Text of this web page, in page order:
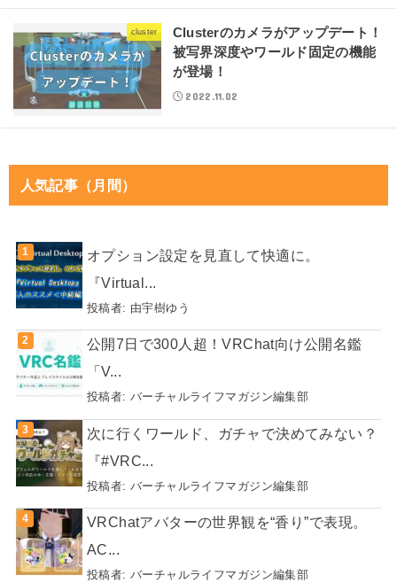
cluster
Clusterのカメラがアップデート！
被写界深度やワールド固定の機能
が登場！
2022.11.02
人気記事（月間）
オプション設定を見直して快適に。
『Virtual...
投稿者: 由宇樹ゆう
公開7日で300人超！VRChat向け公開名鑑
「V...
投稿者: バーチャルライフマガジン編集部
次に行くワールド、ガチャで決めてみない？
『#VRC...
投稿者: バーチャルライフマガジン編集部
VRChatアバターの世界観を“香り”で表現。
AC...
投稿者: バーチャルライフマガジン編集部